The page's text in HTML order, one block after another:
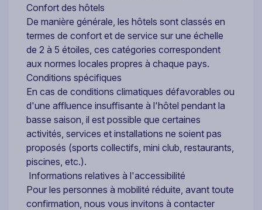
Confort des hôtels
De manière générale, les hôtels sont classés en
termes de confort et de service sur une échelle
de 2 à 5 étoiles, ces catégories correspondent
aux normes locales propres à chaque pays.
Conditions spécifiques
En cas de conditions climatiques défavorables ou
d'une affluence insuffisante à l'hôtel pendant la
basse saison, il est possible que certaines
activités, services et installations ne soient pas
proposés (sports collectifs, mini club, restaurants,
piscines, etc.).
Informations relatives à l'accessibilité
Pour les personnes à mobilité réduite, avant toute
confirmation, nous vous invitons à contacter